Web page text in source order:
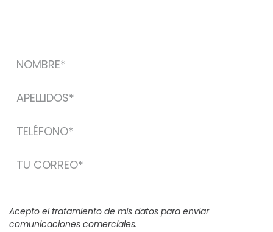
Acepto el tratamiento de mis datos para enviar
comunicaciones comerciales.